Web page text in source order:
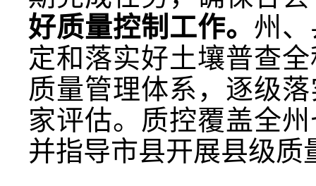
好质量控制工作。 州
定和落实好土壤普查
质量管理体系，逐级
家评估。质控覆盖全
并指导市县开展县级